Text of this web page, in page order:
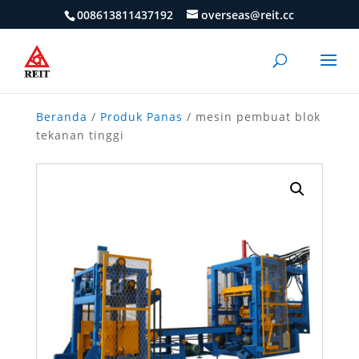
008613811437192 overseas@reit.cc
Beranda / Produk Panas / mesin pembuat blok
tekanan tinggi